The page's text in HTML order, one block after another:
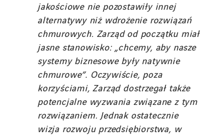
jakościowe nie pozostawiły innej
alternatywy niż wdrożenie rozwiązań
chmurowych. Zarząd od początku miał
jasne stanowisko: „chcemy, aby nasze
systemy biznesowe były natywnie
chmurowe”. Oczywiście, poza
korzyściami, Zarząd dostrzegał także
potencjalne wyzwania związane z tym
rozwiązaniem. Jednak ostatecznie
wizja rozwoju przedsiębiorstwa, w